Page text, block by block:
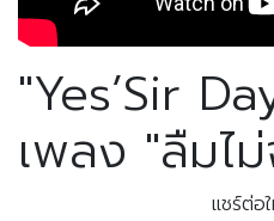
"Yes’Sir
เพลง "ลืมไ
แชร์ต่อ